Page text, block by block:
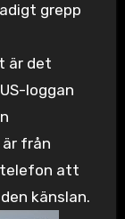
grepp
är det
loggan
är från
telefon att
känslan.